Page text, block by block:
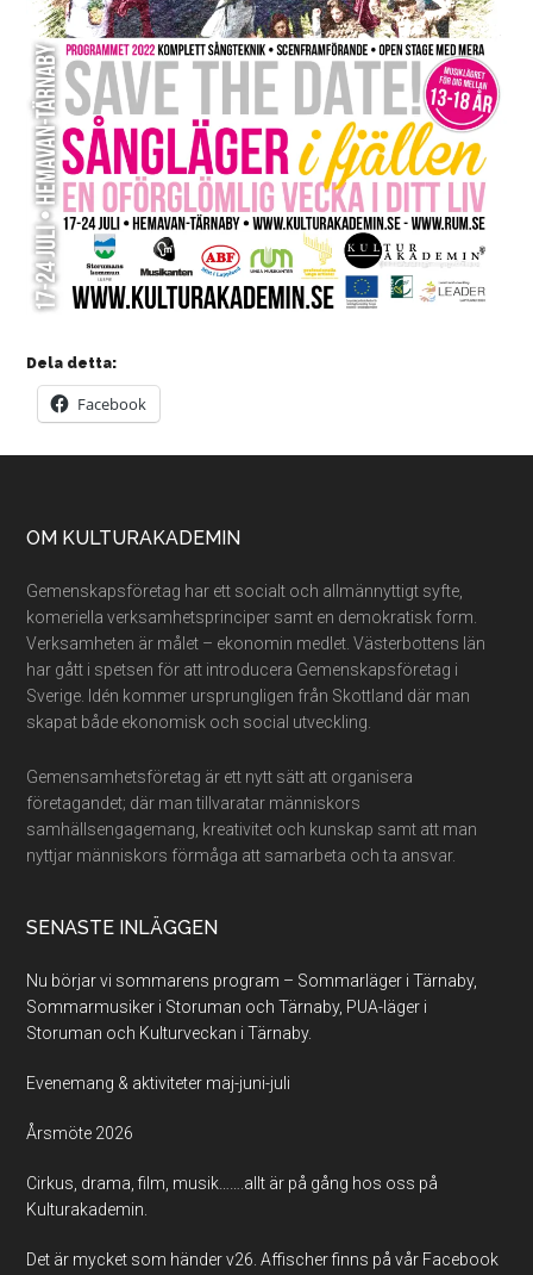
Dela detta:
Facebook
Footer
OM KULTURAKADEMIN
Gemenskapsföretag har ett socialt och allmännyttigt syfte,
komeriella verksamhetsprinciper samt en demokratisk form.
Verksamheten är målet – ekonomin medlet. Västerbottens län
har gått i spetsen för att introducera Gemenskapsföretag i
Sverige. Idén kommer ursprungligen från Skottland där man
skapat både ekonomisk och social utveckling.
Gemensamhetsföretag är ett nytt sätt att organisera
företagandet; där man tillvaratar människors
samhällsengagemang, kreativitet och kunskap samt att man
nyttjar människors förmåga att samarbeta och ta ansvar.
SENASTE INLÄGGEN
Nu börjar vi sommarens program – Sommarläger i Tärnaby,
Sommarmusiker i Storuman och Tärnaby, PUA-läger i
Storuman och Kulturveckan i Tärnaby.
Evenemang & aktiviteter maj-juni-juli
Årsmöte 2026
Cirkus, drama, film, musik…….allt är på gång hos oss på
Kulturakademin.
Det är mycket som händer v26. Affischer finns på vår Facebook